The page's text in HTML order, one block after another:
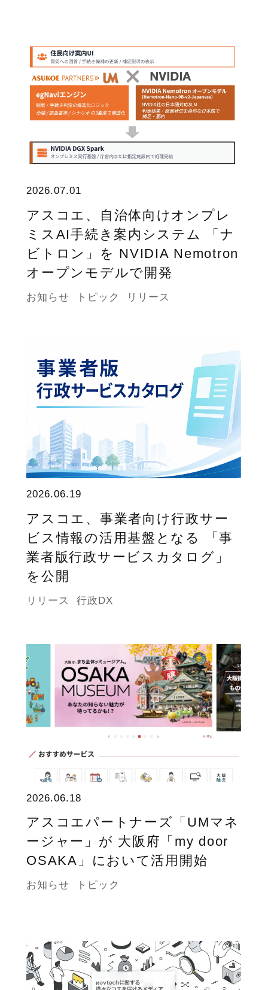
2026.07.01
アスコエ、自治体向けオンプレ
ミスAI手続き案内システム 「ナ
ビトロン」を NVIDIA Nemotron
オープンモデルで開発
お知らせ トピック リリース
2026.06.19
アスコエ、事業者向け行政サー
ビス情報の活用基盤となる 「事
業者版行政サービスカタログ」
を公開
リリース 行政DX
2026.06.18
アスコエパートナーズ「UMマネ
ージャー」が 大阪府「my door
OSAKA」において活用開始
お知らせ トピック